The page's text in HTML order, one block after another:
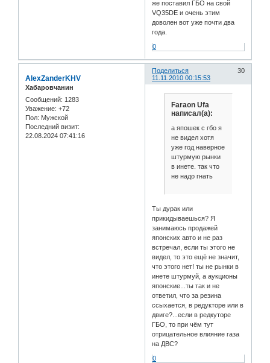
же поставил ГБО на свой
VQ35DE и очень этим
доволен вот уже почти два
года.
0
Поделиться
30
11.11.2010 00:15:53
AlexZanderKHV
Хабаровчанин
Сообщений: 1283
Уважение: +72
Пол: Мужской
Последний визит:
22.08.2024 07:41:16
Faraon Ufa
написал(а):
а япошек с гбо я
не видел хотя
уже год наверное
штурмую рынки
в инете. так что
не надо гнать
Ты дурак или
прикидываешься? Я
занимаюсь продажей
японских авто и не раз
встречал, если ты этого не
видел, то это ещё не значит,
что этого нет! ты не рынки в
инете штурмуй, а аукционы
японские...ты так и не
ответил, что за резина
ссыхается, в редукторе или в
двиге?...если в редкуторе
ГБО, то при чём тут
отрицательное влияние газа
на ДВС?
0